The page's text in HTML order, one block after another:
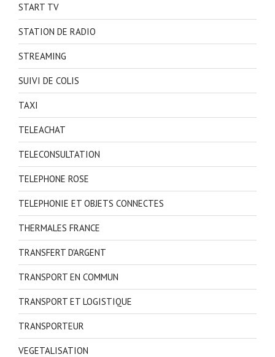
START TV
STATION DE RADIO
STREAMING
SUIVI DE COLIS
TAXI
TELEACHAT
TELECONSULTATION
TELEPHONE ROSE
TELEPHONIE ET OBJETS CONNECTES
THERMALES FRANCE
TRANSFERT D'ARGENT
TRANSPORT EN COMMUN
TRANSPORT ET LOGISTIQUE
TRANSPORTEUR
VEGETALISATION